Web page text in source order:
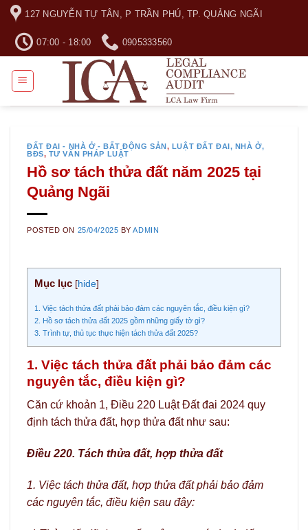
Skip
content
127 NGUYỄN TỰ TÂN, P TRẦN PHÚ, TP. QUẢNG NGÃI
07:00 - 18:00 0905333560
ĐẤT ĐAI - NHÀ Ở - BẤT ĐỘNG SẢN, LUẬT ĐẤT ĐAI, NHÀ Ở,
BĐS, TƯ VẤN PHÁP LUẬT
Hồ sơ tách thửa đất năm 2025 tại
Quảng Ngãi
POSTED ON 25/04/2025 BYADMIN
Mục lục [hide]
1. Việc tách thửa đất phải bảo đảm các nguyên tắc, điều kiện gì?
2. Hồ sơ tách thửa đất 2025 gồm những giấy tờ gì?
3. Trình tự, thủ tục thực hiện tách thửa đất 2025?
1. Việc tách thửa đất phải bảo đảm các
nguyên tắc, điều kiện gì?
Căn cứ khoản 1, Điều 220 Luật Đất đai 2024 quy
định tách thửa đất, hợp thửa đất như sau:
Điều 220. Tách thửa đất, hợp thửa đất
1. Việc tách thửa đất, hợp thửa đất phải bảo đảm
các nguyên tắc, điều kiện sau đây: